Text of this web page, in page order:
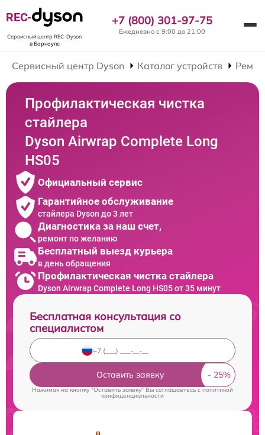
REC-
Сервисный центр REC-Dyson
в Барнауле
+7 (800) 301-97-75
Ежедневно с 9:00 до 21:00
Сервисный центр Dyson Каталог устройств
Профилактическая чистка
стайлера
Dyson Airwrap Complete Long
HS05
Официальный сервис
Гарантийное обслуживание
стайлера Dyson до 3 лет
Диагностика за наш счет,
ремонт по желанию
Бесплатный выезд курьера
в день обращения
Профилактическая чистка стайлера
Dyson Airwrap Complete Long HS05 от 35 минут
Бесплатная консультация со
специалистом
Оставить заявку
Нажимая на кнопку "Оставить заявку" Вы соглашаетесь cполитикой
конфиденциальности